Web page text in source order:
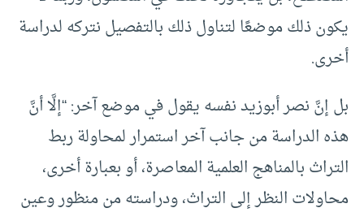
يكون ذلك موضعًا لتناول ذلك بالتفصيل نتركه لدراسة
أخرى.
بل إنَّ نصر أبوزيد نفسه يقول في موضع آخر: “إلَّا أنَّ
هذه الدراسة من جانب آخر استمرار لمحاولة ربط
التراث بالمناهج العلمية المعاصرة، أو بعبارة أخرى،
محاولات النظر إلى التراث، ودراسته من منظور وعين